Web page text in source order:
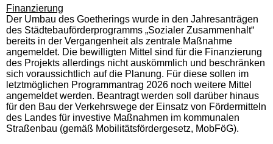
Finanzierung
Der Umbau des Goetherings wurde in den Jahresanträgen
des Städtebauförderprogramms „Sozialer Zusammenhalt“
bereits in der Vergangenheit als zentrale Maßnahme
angemeldet. Die bewilligten Mittel sind für die Finanzierung
des Projekts allerdings nicht auskömmlich und beschränken
sich voraussichtlich auf die Planung. Für diese sollen im
letztmöglichen Programmantrag 2026 noch weitere Mittel
angemeldet werden. Beantragt werden soll darüber hinaus
für den Bau der Verkehrswege der Einsatz von Fördermitteln
des Landes für investive Maßnahmen im kommunalen
Straßenbau (gemäß Mobilitätsfördergesetz, MobFöG).